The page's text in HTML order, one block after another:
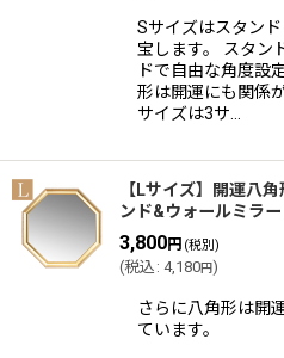
Sサイズはスタン
宝します。 スタン
ドで自由な角度設
形は開運にも関係
サイズは3サ…
【Lサイズ】開運八
ンド&ウォールミラ
3,800円 (税別)
(税込 : 4,180円)
さらに八角形は開
ています。